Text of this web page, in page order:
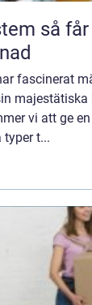
värme
fascinerat
vi att ge
t...